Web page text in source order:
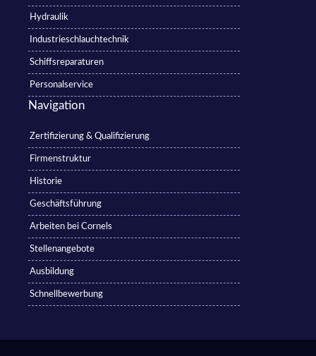
Hydraulik
Industrieschlauchtechnik
Schiffsreparaturen
Personalservice
Navigation
Zertifizierung & Qualifizierung
Firmenstruktur
Historie
Geschäftsführung
Arbeiten bei Cornels
Stellenangebote
Ausbildung
Schnellbewerbung